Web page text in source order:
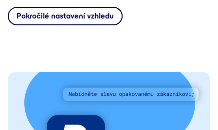
Pokročilé nastavení vzhledu